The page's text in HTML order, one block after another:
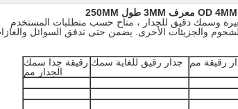
وسمك دقيق للجدار ، متاح حسب متطلبات المستخدم
والجزيئات الأخرى. يضمن حتى تدفق السوائل
رقيقة مم جدار رقيق للغاية سمك رقيقة جدا سمك
الجدار مم